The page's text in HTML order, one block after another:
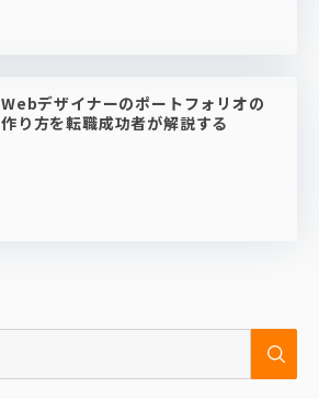
Webデザイナーのポートフォリオの
作り方を転職成功者が解説する
検